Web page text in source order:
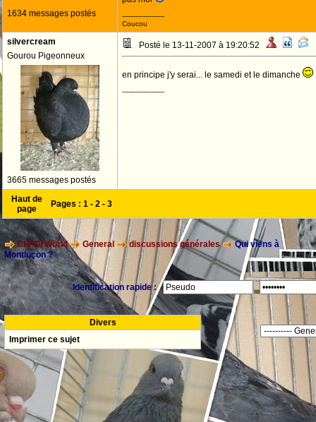
1634 messages postés
--------------------
Coucou
silvercream
Gourou Pigeonneux
3665 messages postés
Posté le 13-11-2007 à 19:20:52
en principe j'y serai... le samedi et le dimanche
--------------------
Haut de
page
Pages : 1 - 2 - 3
CFPOI World General discussions générales
Qui viens à
Montluçon ?
Identification rapide :
Divers
Imprimer ce sujet